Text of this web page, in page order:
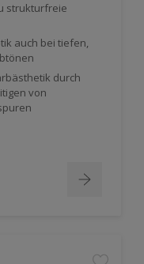
strukturfreie
auch bei tiefen,
durch
von